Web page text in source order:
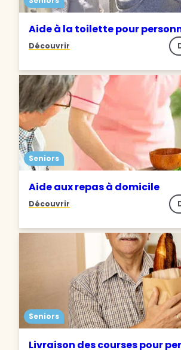
Aide à la toilette pour
Découvrir
Seniors
Aide aux repas à domicile
Découvrir
Seniors
Livraison des courses pour